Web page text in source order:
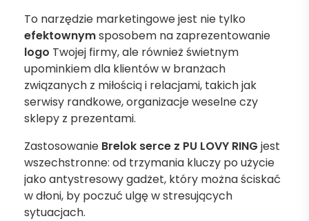
To narzędzie marketingowe jest nie tylko
efektownymsposobem na zaprezentowanie
logo Twojej firmy, ale również świetnym
upominkiem dla klientów w branżach
związanych z miłością i relacjami, takich jak
serwisy randkowe, organizacje weselne czy
sklepy z prezentami.
Zastosowanie Brelok serce z PU LOVY RING jest
wszechstronne: od trzymania kluczy po użycie
jako antystresowy gadżet, który można ściskać
w dłoni, by poczuć ulgę w stresujących
sytuacjach.